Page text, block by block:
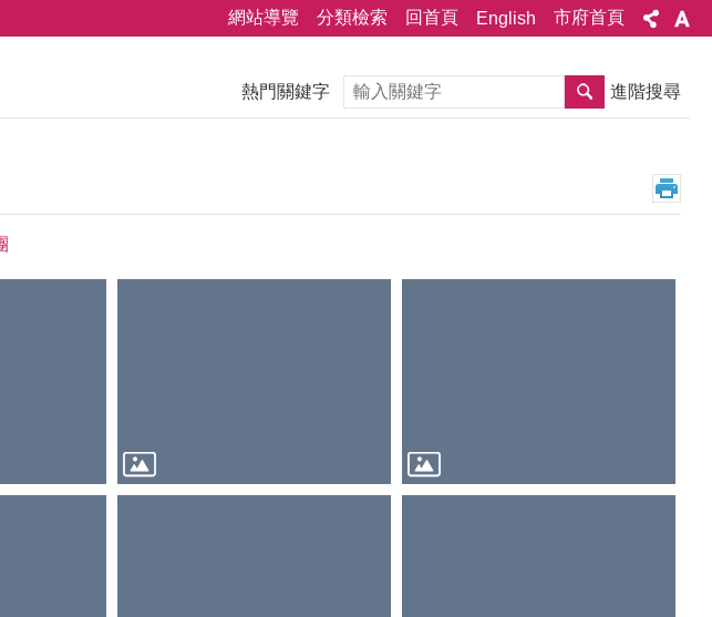
網站導覽 分類檢索 回首頁 English 市府首頁
熱門關鍵字 搜尋 進階搜尋